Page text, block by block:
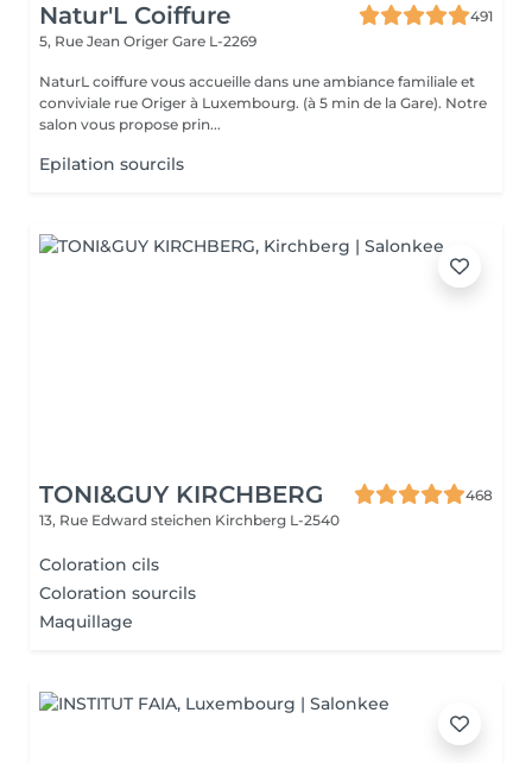
Natur'L Coiffure
491
5, Rue Jean Origer Gare L-2269
NaturL coiffure vous accueille dans une ambiance familiale et
conviviale rue Origer à Luxembourg. (à 5 min de la Gare). Notre
salon vous propose prin...
Epilation sourcils
TONI&GUY KIRCHBERG
468
13, Rue Edward steichen Kirchberg L-2540
Coloration cils
Coloration sourcils
Maquillage